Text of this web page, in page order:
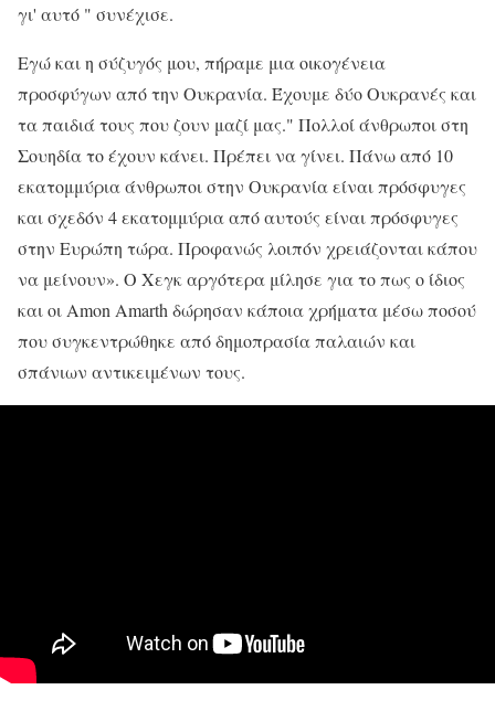
γι' αυτό " συνέχισε.
Εγώ και η σύζυγός μου, πήραμε μια οικογένεια
προσφύγων από την Ουκρανία. Έχουμε δύο Ουκρανές και
τα παιδιά τους που ζουν μαζί μας." Πολλοί άνθρωποι στη
Σουηδία το έχουν κάνει. Πρέπει να γίνει. Πάνω από 10
εκατομμύρια άνθρωποι στην Ουκρανία είναι πρόσφυγες
και σχεδόν 4 εκατομμύρια από αυτούς είναι πρόσφυγες
στην Ευρώπη τώρα. Προφανώς λοιπόν χρειάζονται κάπου
να μείνουν». Ο Χεγκ αργότερα μίλησε για το πως ο ίδιος
και οι Amon Amarth δώρησαν κάποια χρήματα μέσω ποσού
που συγκεντρώθηκε από δημοπρασία παλαιών και
σπάνιων αντικειμένων τους.